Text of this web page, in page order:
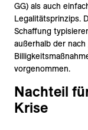
GG) als auch
Legalitätsprinzips.
Schaffung
außerhalb der
vorgenommen.
Nachteil
Krise